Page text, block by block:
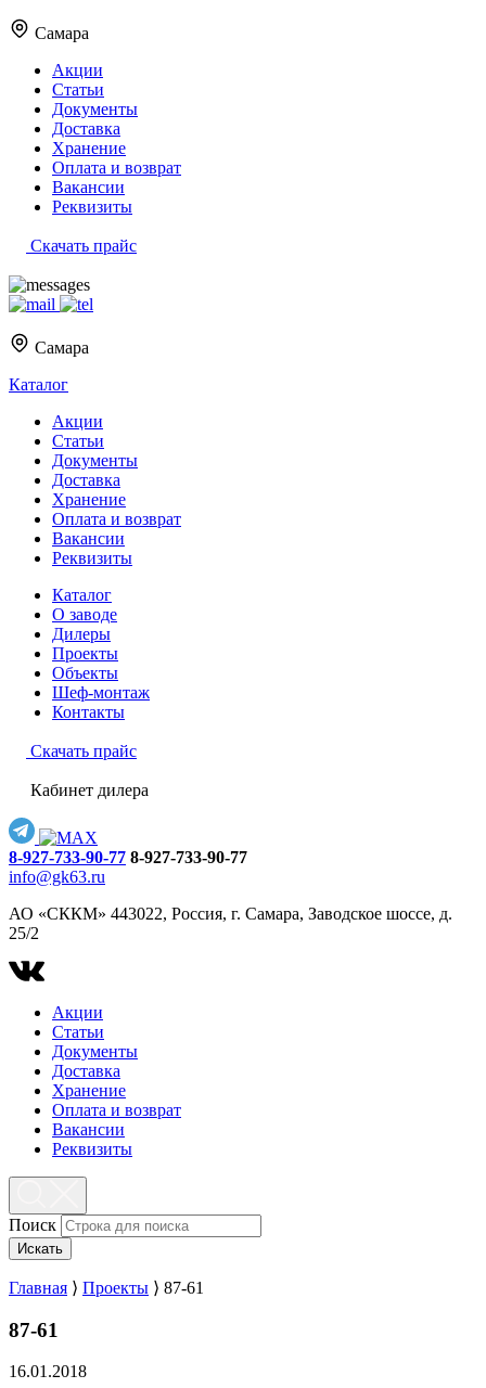
Самара
Акции
Статьи
Документы
Доставка
Хранение
Оплата и возврат
Вакансии
Реквизиты
Скачать прайс
Самара
Каталог
Акции
Статьи
Документы
Доставка
Хранение
Оплата и возврат
Вакансии
Реквизиты
Каталог
О заводе
Дилеры
Проекты
Объекты
Шеф-монтаж
Контакты
Скачать прайс
Кабинет дилера
8-927-733-90-77 8-927-733-90-77
info@gk63.ru
АО «СККМ» 443022, Россия, г. Самара, Заводское шоссе, д.
25/2
Акции
Статьи
Документы
Доставка
Хранение
Оплата и возврат
Вакансии
Реквизиты
Поиск
Искать
Главная ⟩ Проекты ⟩ 87-61
87-61
16.01.2018